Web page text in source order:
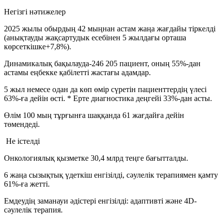
Негізгі нәтижелер
2025 жылы обырдың 42 мыңнан астам жаңа жағдайы тіркелді
(анықтауды жақсартудык есебінен 5 жылдағы орташа
көрсеткішке+7,8%).
Динамикалық бақылауда-246 205 пациент, оның 55%-дан
астамы еңбекке қабілетті жастағы адамдар.
5 жыл немесе одан да көп өмір сүретін пациенттердің үлесі
63%-ға дейін өсті. * Ерте диагностика деңгейі 33%-дан асты.
Өлім 100 мың тұрғынға шаққанда 61 жағдайға дейін
төмендеді.
Не істелді
Онкологиялық қызметке 30,4 млрд теңге бағытталды.
6 жаңа сызықтық үдеткіш енгізілді, сәулелік терапиямен қамту
61%-ға жетті.
Емдеудің заманауи әдістері енгізілді: адаптивті және 4D-
сәулелік терапия.